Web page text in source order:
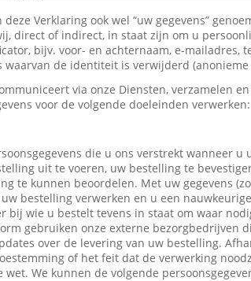
deze Verklaring ook wel “uw gegevens”
direct of indirect, in staat zijn om u
bijv. voor- en achternaam, e-mailadres,
waarvan de identiteit is verwijderd (anonieme
via onze Diensten, verzamelen
voor de volgende doeleinden verwerken:
die u ons verstrekt wanneer u
uit te voeren, uw bestelling te
te kunnen beoordelen. Met uw gegevens
bestelling verwerken en u een
bij wie u bestelt tevens in staat om waar
gebruiken onze externe bezorgbedrijven
over de levering van uw bestelling.
of het feit dat de verwerking
wet. We kunnen de volgende